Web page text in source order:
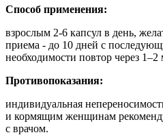
Способ применения:
взрослым 2-6 капсул в день,
приема - до 10 дней с
необходимости повтор через 1–2
Противопоказания:
индивидуальная
и кормящим женщинам
с врачом.